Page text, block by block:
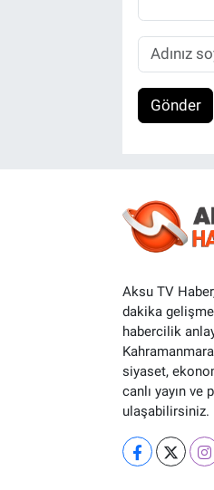
Gönder
Aksu TV
dakika
habercilik
siyaset,
canlı yayın ve
ulaşabilirsiniz.